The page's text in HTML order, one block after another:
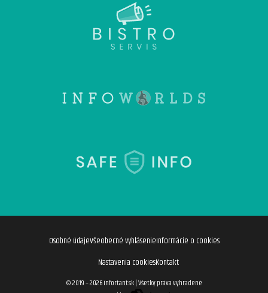
Osobné údajeVšeobecné vyhlásenieInformácie o cookies
Nastavenia cookiesKontakt
© 2019 – 2026 infortant.sk|Všetky práva vyhradené